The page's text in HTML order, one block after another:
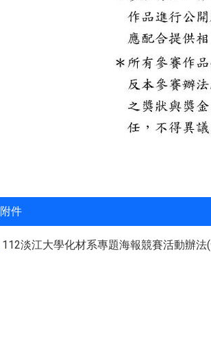
件
112淡江大學化材系專題海報競賽活動辦